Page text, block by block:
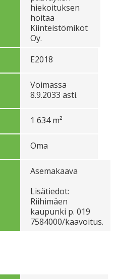
hiekoituksen
hoitaa
Kiinteistömikot
Oy.
E2018
Voimassa
8.9.2033 asti.
1 634 m²
Oma
Asemakaava
Lisätiedot:
Riihimäen
kaupunki p. 019
7584000/kaavoitus.